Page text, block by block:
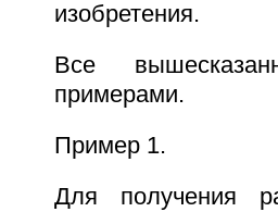
изобретения.
Все
примерами.
Пример 1.
Для получения